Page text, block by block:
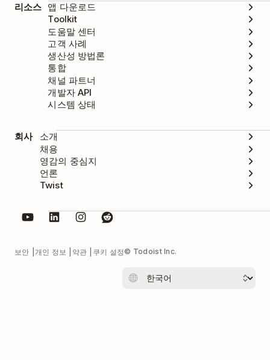
리소스 앱 다운로드
Toolkit
도움말 센터
고객 사례
생산성 방법론
통합
채널 파트너
개발자 API
시스템 상태
회사
소개
채용
영감의 중심지
언론
Twist
보안 개인 정보 약관 쿠키 설정© Todoist Inc.